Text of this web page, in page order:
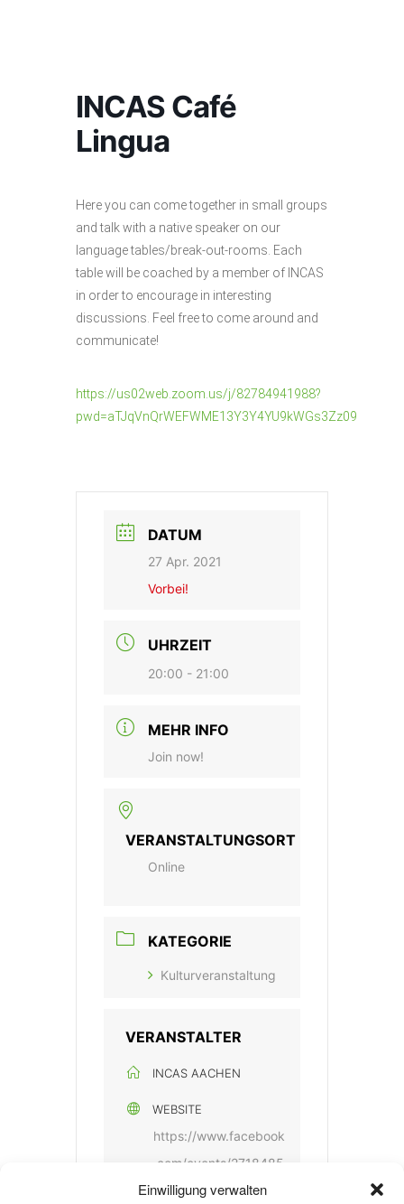
Einwilligung verwalten
INCAS Café
Lingua
Here you can come together in small groups
and talk with a native speaker on our
language tables/break-out-rooms. Each
table will be coached by a member of INCAS
in order to encourage in interesting
discussions. Feel free to come around and
communicate!
https://us02web.zoom.us/j/82784941988?
pwd=aTJqVnQrWEFWME13Y3Y4YU9kWGs3Zz09
DATUM
27 Apr. 2021
Vorbei!
UHRZEIT
20:00 - 21:00
MEHR INFO
Join now!
VERANSTALTUNGSORT
Online
KATEGORIE
Kulturveranstaltung
VERANSTALTER
INCAS AACHEN
WEBSITE
https://www.facebook
.com/events/2718485
755134970